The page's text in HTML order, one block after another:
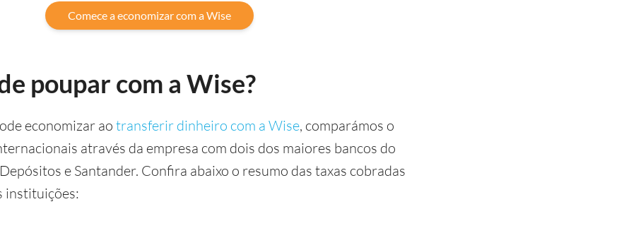
Comece a economizar com a Wise
poupar com a Wise?
economizar ao transferir dinheiro com a Wise, comparámos o
através da empresa com dois dos maiores bancos do
e Santander. Confira abaixo o resumo das taxas cobradas
instituições: